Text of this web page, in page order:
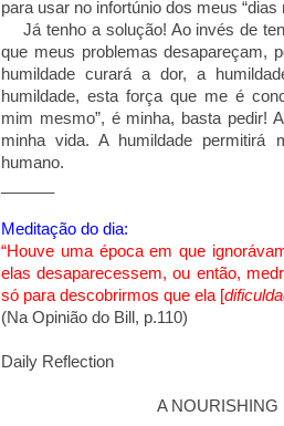
para usar no infortúnio dos meus “dias
Já tenho a solução! Ao invés de
que meus problemas desapareçam,
humildade curará a dor, a
humildade, esta força que me é
mim mesmo”, é minha, basta pedir!
minha vida. A humildade permitirá
humano.
Meditação do dia:
“Houve uma época em que
elas desaparecessem, ou então,
só para descobrirmos que ela [
(Na Opinião do Bill, p.110)
Daily Reflection
A NOURISHING